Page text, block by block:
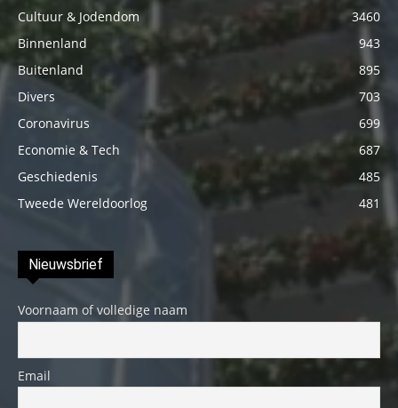
Cultuur & Jodendom
3460
Binnenland
943
Buitenland
895
Divers
703
Coronavirus
699
Economie & Tech
687
Geschiedenis
485
Tweede Wereldoorlog
481
Nieuwsbrief
Voornaam of volledige naam
Email